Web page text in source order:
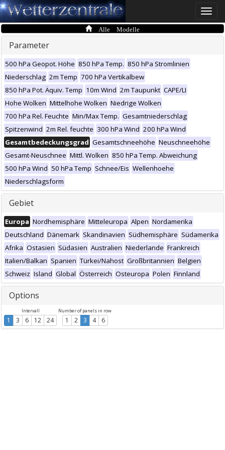
Toggle
Alle Modelle
Parameter
500 hPa Geopot. Höhe 850 hPa Temp. 850 hPa Stromlinien
Niederschlag 2m Temp 700 hPa Vertikalbew
850 hPa Pot. Äquiv. Temp 10m Wind 2m Taupunkt CAPE/LI
Hohe Wolken Mittelhohe Wolken Niedrige Wolken
700 hPa Rel. Feuchte Min/Max Temp. Gesamtniederschlag
Spitzenwind 2m Rel. feuchte 300 hPa Wind 200 hPa Wind
Gesamtbedeckungsgrad Gesamtschneehöhe Neuschneehöhe
Gesamt-Neuschnee Mittl. Wolken 850 hPa Temp. Abweichung
500 hPa Wind 50 hPa Temp Schnee/Eis Wellenhoehe
Niederschlagsform
Gebiet
Europa Nordhemisphäre Mitteleuropa Alpen Nordamerika
Deutschland Dänemark Skandinavien Südhemisphäre Südamerika
Afrika Ostasien Südasien Australien Niederlande Frankreich
Italien/Balkan Spanien Türkei/Nahost Großbritannien Belgien
Schweiz Island Global Österreich Osteuropa Polen Finnland
Options
Intervall
1 3 6 12 24
Number of panels in row
1 2 3 4 6